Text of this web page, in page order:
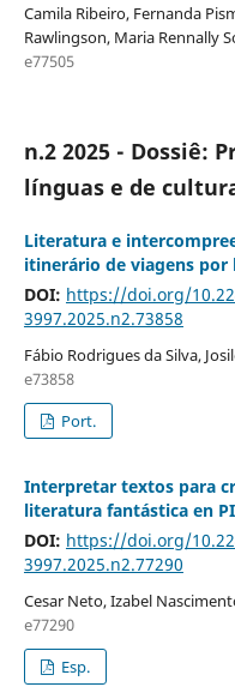
Camila Ribeiro, Fernanda
Rawlingson, Maria Rennally
e77505
n.2 2025 - Dossiê:
línguas e de
Literatura e
itinerário de viagens por
DOI: https://doi.org/
3997.2025.n2.73858
Fábio Rodrigues da Silva,
e73858
Port.
Interpretar textos para
literatura fantástica en
DOI: https://doi.org/
3997.2025.n2.77290
Cesar Neto, Izabel
e77290
Esp.